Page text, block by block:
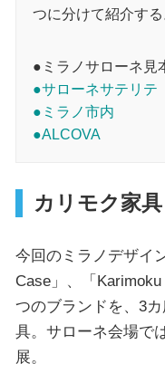
つに分けて紹介する
●ミラノサローネ見
●サローネサテリテ
●ミラノ市内
●ALCOVA
カリモク家具
今回のミラノデザイ
Case」、「
つのブランドを、3
具。サローネ会場で
展。